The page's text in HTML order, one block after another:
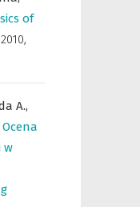
of
2010,
A.,
Ocena
w